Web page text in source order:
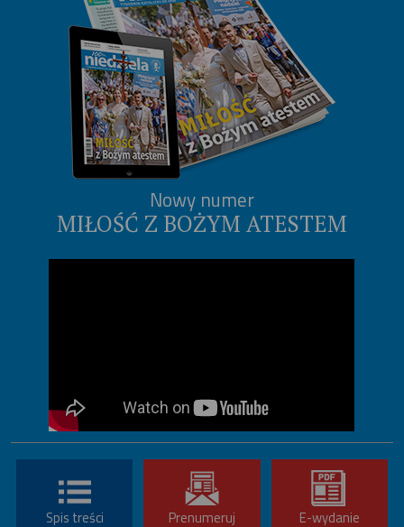
Nowy numer
MIŁOŚĆ Z BOŻYM ATESTEM
Spis treści Prenumeruj E-wydanie